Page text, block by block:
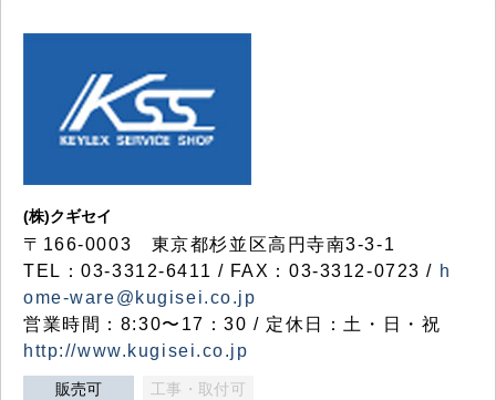
(株)クギセイ
〒166-0003 東京都杉並区高円寺南3-3-1
TEL：03-3312-6411 / FAX：03-3312-0723 / h
ome-ware@kugisei.co.jp
営業時間：8:30〜17：30 / 定休日：土・日・祝
http://www.kugisei.co.jp
販売可 工事・取付可